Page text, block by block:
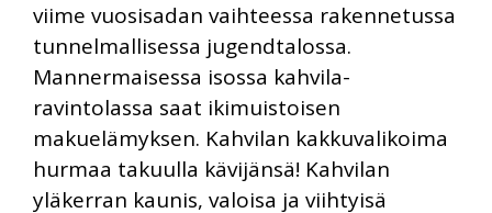
viime vuosisadan vaihteessa rakennetussa
tunnelmallisessa jugendtalossa.
Mannermaisessa isossa kahvila-
ravintolassa saat ikimuistoisen
makuelämyksen. Kahvilan kakkuvalikoima
hurmaa takuulla kävijänsä! Kahvilan
yläkerran kaunis, valoisa ja viihtyisä